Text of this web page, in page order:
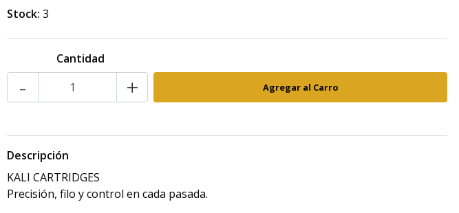
Stock: 3
Cantidad
- +
Descripción
KALI CARTRIDGES
Precisión, filo y control en cada pasada.